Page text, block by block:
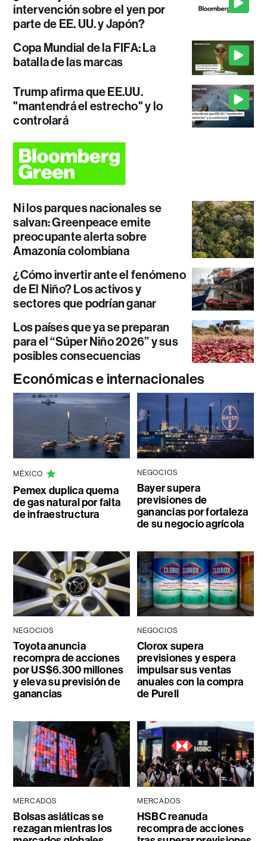
intervención sobre el yen por
parte de EE. UU. y Japón?
Copa Mundial de la FIFA: La
batalla de las marcas
Trump afirma que EE.UU.
"mantendrá el estrecho" y lo
controlará
Ni los parques nacionales se
salvan: Greenpeace emite
preocupante alerta sobre
Amazonía colombiana
¿Cómo invertir ante el fenómeno
de El Niño? Los activos y
sectores que podrían ganar
Los países que ya se preparan
para el “Súper Niño 2026” y sus
posibles consecuencias
Económicas e internacionales
MÉXICO
Pemex duplica quema
de gas natural por falta
de infraestructura
NEGOCIOS
Bayer supera
previsiones de
ganancias por fortaleza
de su negocio agrícola
NEGOCIOS
Toyota anuncia
recompra de acciones
por US$6.300 millones
y eleva su previsión de
ganancias
NEGOCIOS
Clorox supera
previsiones y espera
impulsar sus ventas
anuales con la compra
de Purell
MERCADOS
Bolsas asiáticas se
rezagan mientras los
MERCADOS
HSBC reanuda
recompra de acciones